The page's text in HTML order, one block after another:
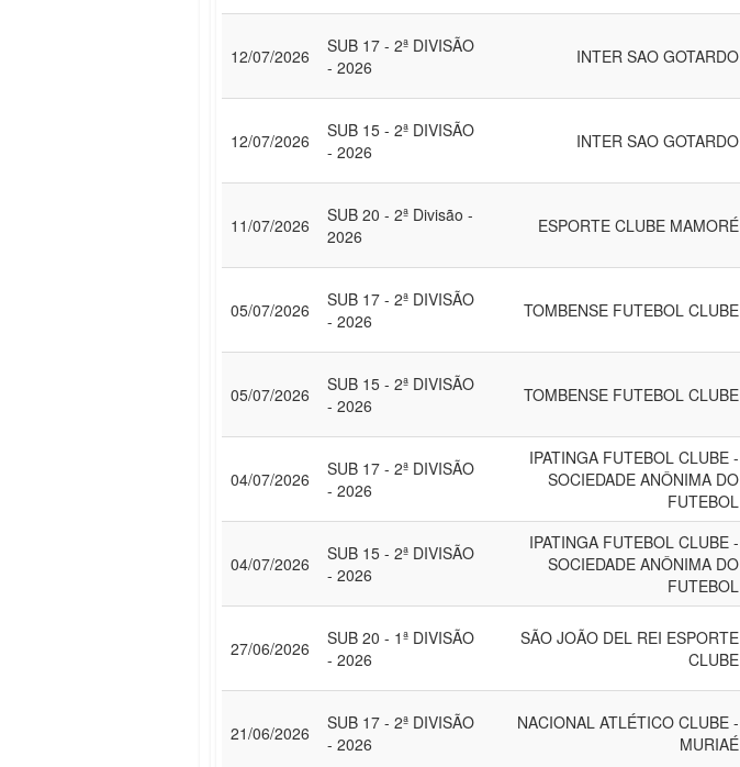
12/07/2026
SUB 17 - 2ª DIVISÃO
- 2026
INTER SAO GOTARDO
12/07/2026
SUB 15 - 2ª DIVISÃO
- 2026
INTER SAO GOTARDO
11/07/2026
SUB 20 - 2ª Divisão -
2026
ESPORTE CLUBE MAMORÉ
05/07/2026
SUB 17 - 2ª DIVISÃO
- 2026
TOMBENSE FUTEBOL CLUBE
05/07/2026
SUB 15 - 2ª DIVISÃO
- 2026
TOMBENSE FUTEBOL CLUBE
04/07/2026
SUB 17 - 2ª DIVISÃO
- 2026
IPATINGA FUTEBOL CLUBE -
SOCIEDADE ANÔNIMA DO
FUTEBOL
04/07/2026
SUB 15 - 2ª DIVISÃO
- 2026
IPATINGA FUTEBOL CLUBE -
SOCIEDADE ANÔNIMA DO
FUTEBOL
27/06/2026
SUB 20 - 1ª DIVISÃO
- 2026
SÃO JOÃO DEL REI ESPORTE
CLUBE
21/06/2026
SUB 17 - 2ª DIVISÃO
- 2026
NACIONAL ATLÉTICO CLUBE -
MURIAÉ